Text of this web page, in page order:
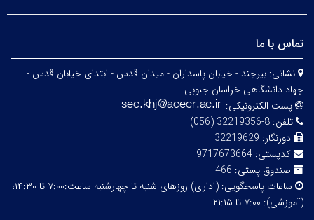
تماس با ما
نشانی: بیرجند - خیابان پاسداران - میدان قدس - ابتدای خیابان قدس -
جهاد دانشگاهی خراسان جنوبی
پست الکترونیکی:
تلفن: 8-32219356 (056)
دورنگار: 32219629
کدپستی: 9717673664
صندوق پستی: 466
ساعات پاسخگویی:
(اداری) روزهای شنبه تا چهارشنبه ساعت:۷:۰۰ تا ۱۴:۳۰،
(آموزشی): ۷:۰۰ تا ۲۱:۱۵